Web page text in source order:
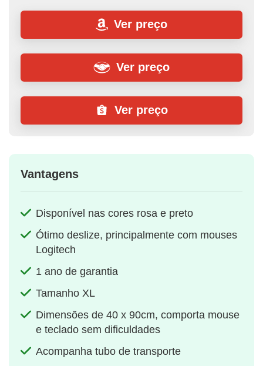
Ver preço
Ver preço
Ver preço
Vantagens
Disponível nas cores rosa e preto
Ótimo deslize, principalmente com mouses
Logitech
1 ano de garantia
Tamanho XL
Dimensões de 40 x 90cm, comporta mouse
e teclado sem dificuldades
Acompanha tubo de transporte